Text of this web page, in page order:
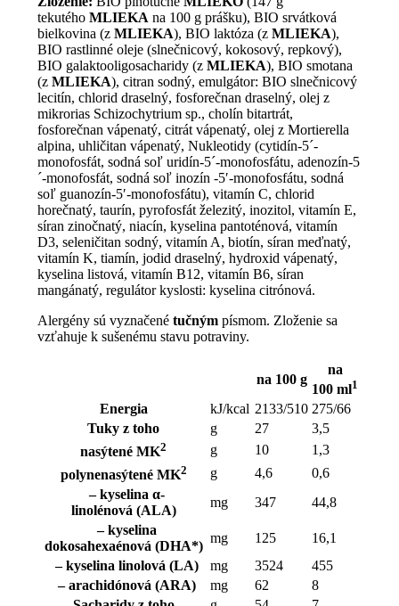
tekutéhoMLIEKA na 100 g prášku), BIO srvátková
bielkovina (zMLIEKA), BIO laktóza (zMLIEKA),
BIO rastlinné oleje (slnečnicový, kokosový, repkový),
BIO galaktooligosacharidy (zMLIEKA), BIO smotana
(zMLIEKA), citran sodný, emulgátor: BIO slnečnicový
lecitín, chlorid draselný, fosforečnan draselný, olej z
mikrorias Schizochytrium sp., cholín bitartrát,
fosforečnan vápenatý, citrát vápenatý, olej z Mortierella
alpina, uhličitan vápenatý, Nukleotidy (cytidín-5´-
monofosfát, sodná soľ uridín-5´-monofosfátu, adenozín-5
´-monofosfát, sodná soľ inozín -5′-monofosfátu, sodná
soľ guanozín-5′-monofosfátu), vitamín C, chlorid
horečnatý, taurín, pyrofosfát železitý, inozitol, vitamín E,
síran zinočnatý, niacín, kyselina pantoténová, vitamín
D3, seleničitan sodný, vitamín A, biotín, síran meďnatý,
vitamín K, tiamín, jodid draselný, hydroxid vápenatý,
kyselina listová, vitamín B12, vitamín B6, síran
mangánatý, regulátor kyslosti: kyselina citrónová.
Alergény sú vyznačenétučným písmom. Zloženie sa
vzťahuje k sušenému stavu potraviny.
na 100 g
na
100 ml1
Energia kJ/kcal 2133/510 275/66
Tuky z toho
g 27
3,5
nasýtené MK2 g 10
1,3
polynenasýtené MK2 g 4,6
0,6
– kyselina α-
linolénová (ALA)
mg 347
44,8
– kyselina
dokosahexaénová (DHA*)
mg 125
16,1
– kyselina linolová (LA)
mg 3524
455
– arachidónová (ARA)
mg 62
8